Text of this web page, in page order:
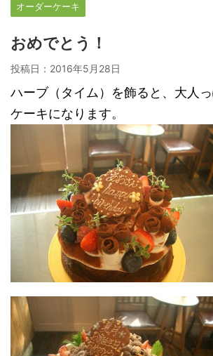
オーダーケーキ
おめでとう！
投稿日： 2016年5月28日
ハーブ（タイム）を飾ると、大人
ケーキになります。